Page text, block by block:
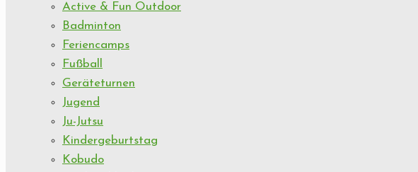
Active & Fun Outdoor
Badminton
Feriencamps
Fußball
Geräteturnen
Jugend
Ju-Jutsu
Kindergeburtstag
Kobudo